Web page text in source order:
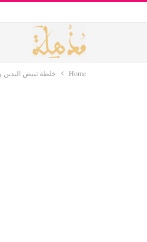
Home خلطة تبيض اليدين